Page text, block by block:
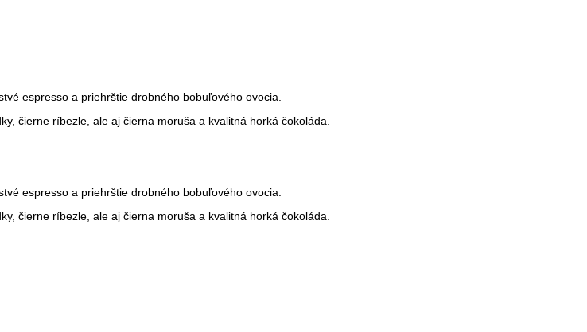
espresso a priehrštie drobného bobuľového ovocia.
čierne ríbezle, ale aj čierna moruša a kvalitná horká čokoláda.
espresso a priehrštie drobného bobuľového ovocia.
čierne ríbezle, ale aj čierna moruša a kvalitná horká čokoláda.